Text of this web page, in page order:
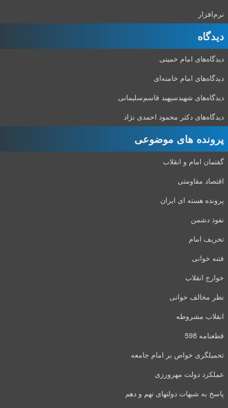
نرم‌افزار
دیدگاه‌
دیدگاه‌های امام خمینی
دیدگاه‌های امام خامنه‌ای
دیدگاه‌های شهید‌سپهبد قاسم‌سلیمانی
دیدگاه‌های دکتر محمود احمدی نژاد
پرونده های موضوعی
گفتمان امام و انقلاب
اقتصاد مقاومتی
پرونده هسته ای ایران
نفوذ دشمن
تحریف امام
فتنه خوانی
خوارج انقلاب
نظر مخالف خوانی
انقلاب مشروطه
قطعنامه 598
تحمیلگری خواص بر امام جامعه
عملکرد دولت مهرورزی
پاسخ به شبهات دولتهای نهم و دهم